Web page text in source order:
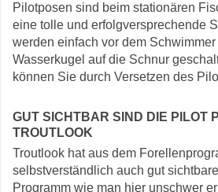
Pilotposen sind beim stationären
eine tolle und erfolgversprechende
werden einfach vor dem
Wasserkugel auf die Schnur
können Sie durch Versetzen des
GUT SICHTBAR SIND DIE PILOT
TROUTLOOK
Troutlook hat aus dem
selbstverständlich auch gut
Programm wie man hier unschwer